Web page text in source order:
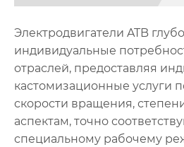
Электродвигатели ATB
индивидуальные
отраслей, предоставляя
кастомизационные услуги
скорости вращения,
аспектам, точно
специальному рабочему